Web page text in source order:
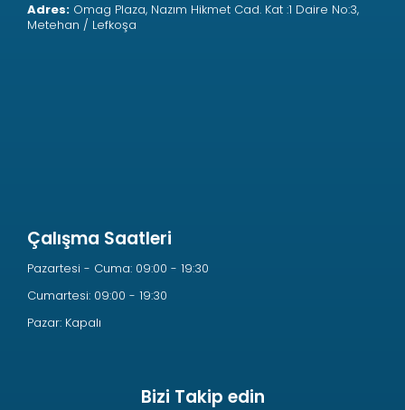
Adres: Omag Plaza, Nazım Hikmet Cad. Kat :1 Daire No:3,
Metehan / Lefkoşa
Çalışma Saatleri
Pazartesi - Cuma: 09:00 - 19:30
Cumartesi: 09:00 - 19:30
Pazar: Kapalı
Bizi Takip edin